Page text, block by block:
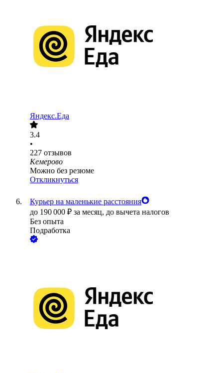
Яндекс.Еда
3.4
•
227 отзывов
Кемерово
Можно без резюме
Откликнуться
Курьер на маленькие расстояния
до 190 000 ₽ за месяц, до вычета налогов
Без опыта
Подработка